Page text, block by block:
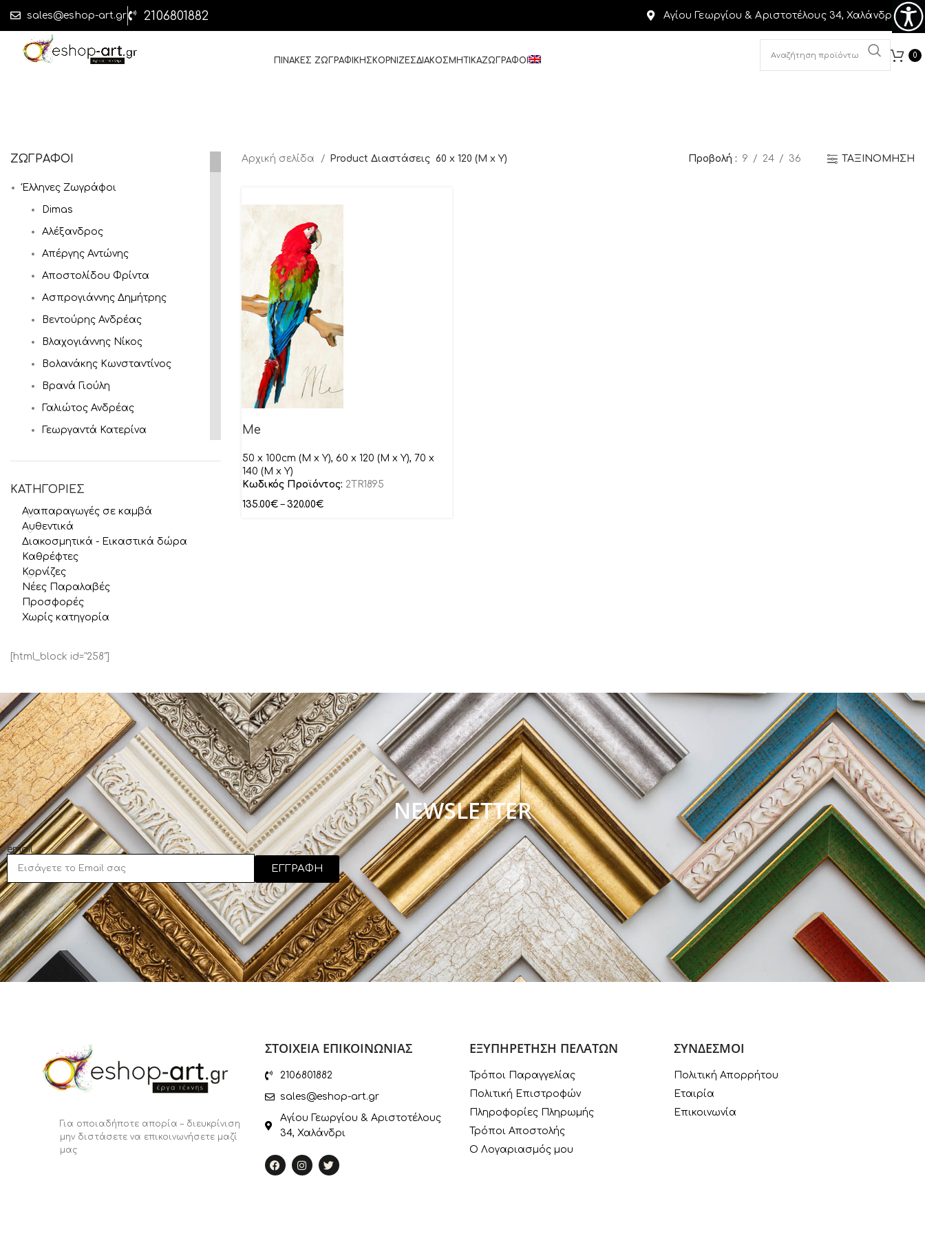
sales@eshop-art.gr 2106801882 Αγίου Γεωργίου & Αριστοτέλους 34, Χαλάνδρι
ΠΙΝΑΚΕΣ ΖΩΓΡΑΦΙΚΗΣΚΟΡΝΙΖΕΣΔΙΑΚΟΣΜΗΤΙΚΑΖΩΓΡΑΦΟΙ
0
ΖΩΓΡΑΦΟΙ
Έλληνες Ζωγράφοι
Dimas
Αλέξανδρος
Απέργης Αντώνης
Αποστολίδου Φρίντα
Ασπρογιάννης Δημήτρης
Βεντούρης Ανδρέας
Βλαχογιάννης Νίκος
Βολανάκης Κωνσταντίνος
Βρανά Γιούλη
Γαλιώτος Ανδρέας
Γεωργαντά Κατερίνα
Γύζης Νικόλαος
Θεόφιλος
Ιακωβίδης Γεώργιος
Ιάσων
Καγιάς Αλέξανδρος
Καλύβας Γιώργος
Καραδήμας Τάσος
Κιοσέογλου Πέτρος
Κοντόπουλος Κωνσταντίνος
Κούκα Φώφη
Κουρτεσιώτης Δημήτρης
Κούτρικας Ιωάννης
Κρουμπούζος Κωνσταντίνος
Κωστούλας Κωνσταντίνος
Λιανός
Λύτρας Νικηφόρος
Μαλέας Κωνσταντίνος
Μανωλάτος Κώστας
Μιχάλης
Μόραλης Γιάννης
Μουρατίδου Φωτεινή
Μυταράς Δημήτρης
Παπαγεωργίου Σοφία
Παππά Αριστέα
Πετρίδου Κατερίνα
Πρέκας Πάρις
ΚΑΤΗΓΟΡΙΕΣ
Αναπαραγωγές σε καμβά
Αυθεντικά
Διακοσμητικά - Εικαστικά δώρα
Καθρέφτες
Κορνίζες
Νέες Παραλαβές
Προσφορές
Χωρίς κατηγορία
Αρχική σελίδα Product Διαστάσεις 60 x 120 (M x Y) Προβολή 9 24 36 ΤΑΞΙΝΟΜΗΣΗ
Me
50 x 100cm (M x Y), 60 x 120 (M x Y), 70 x
140 (M x Y)
Κωδικός Προϊόντος: 2TR1895
135.00€ – 320.00€
[html_block id="258"]
NEWSLETTER
email
ΕΓΓΡΑΦΗ
Για οποιαδήποτε απορία – διευκρίνιση
μην διστάσετε να επικοινωνήσετε μαζί
μας
ΣΤΟΙΧΕΙΑ ΕΠΙΚΟΙΝΩΝΙΑΣ
2106801882
sales@eshop-art.gr
Αγίου Γεωργίου & Αριστοτέλους
34, Χαλάνδρι
ΕΞΥΠΗΡΕΤΗΣΗ ΠΕΛΑΤΩΝ
Τρόποι Παραγγελίας
Πολιτική Επιστροφών
Πληροφορίες Πληρωμής
Τρόποι Αποστολής
Ο Λογαριασμός μου
ΣΥΝΔΕΣΜΟΙ
Πολιτική Απορρήτου
Εταιρία
Επικοινωνία